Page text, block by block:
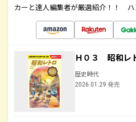
カーと達人編集者が厳選紹介！！ ハ
Ｈ０３ 昭和レ
歴史時代
2026.01.29 発売